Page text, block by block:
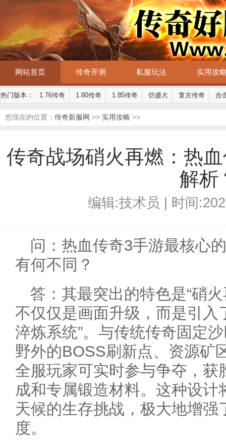
网站首页 传奇开测 私服玩法 实用攻
热门版本： 1.76传奇 1.80传奇 1.85传奇 仿盛大 复古传奇 合
您现在的位置： 传奇新服网 >> 实用攻略 >>
传奇战场硝火再燃：热
解析
编辑:技术员 | 时间
问：热血传奇3手游最核心
有何不同？
答：其最突出的特色是“硝
不仅仅是画面升级，而是引入
淬炼系统”。与传统传奇固定
野外的BOSS刷新点、资源矿
全服玩家可实时参与争夺，获
成和专属锻造材料。这种设
天候的生存挑战，极大地增
度。